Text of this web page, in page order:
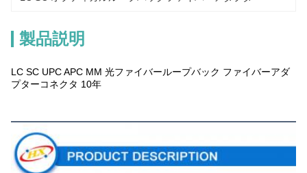
製品説明
LC SC UPC APC MM 光ファイバーループバック ファイバーアダ
プターコネクタ 10年